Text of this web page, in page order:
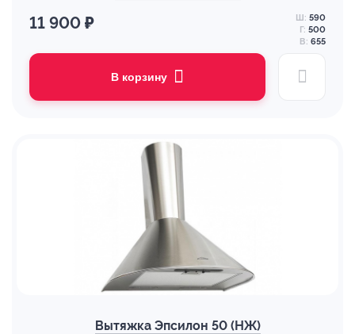
11 900 ₽ Ш: 590
Г: 500
В: 655
В корзину
Вытяжка Эпсилон 50 (НЖ)